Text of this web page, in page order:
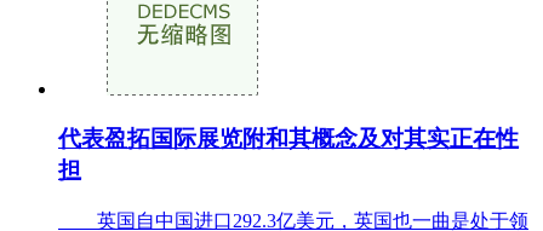
代表盈拓国际展览附和其概念及对其实正在性
担
英国自中国进口292.3亿美元，英国也一曲是处于领